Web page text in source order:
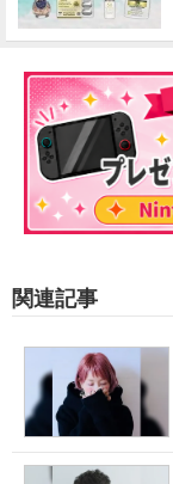
関連記事